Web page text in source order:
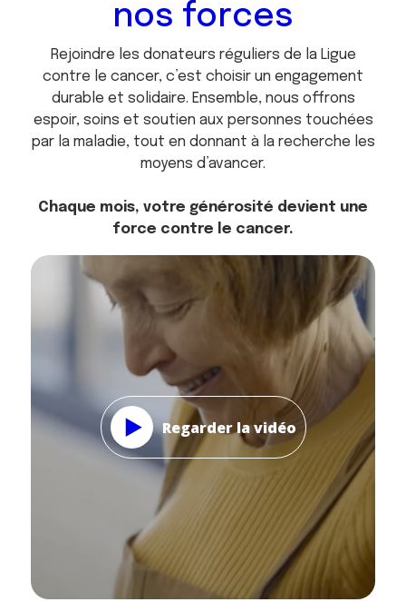
Regarder la vidéo
nos forces
Rejoindre les donateurs réguliers de la Ligue
contre le cancer, c’est choisir un engagement
durable et solidaire. Ensemble, nous offrons
espoir, soins et soutien aux personnes touchées
par la maladie, tout en donnant à la recherche les
moyens d’avancer.
Chaque mois, votre générosité devient une
force contre le cancer.